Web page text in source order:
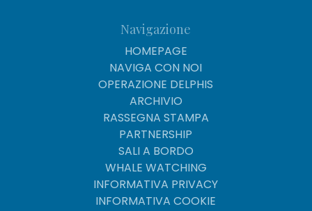
Navigazione
HOMEPAGE
NAVIGA CON NOI
OPERAZIONE DELPHIS
ARCHIVIO
RASSEGNA STAMPA
PARTNERSHIP
SALI A BORDO
WHALE WATCHING
INFORMATIVA PRIVACY
INFORMATIVA COOKIE